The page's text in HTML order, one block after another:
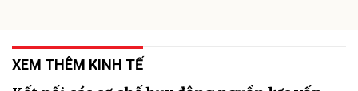
XEM THÊM KINH TẾ